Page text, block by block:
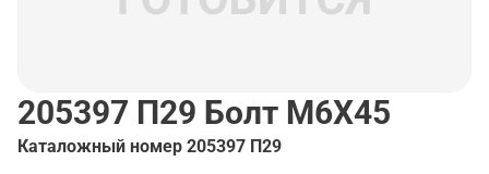
205397 П29 Болт М6Х45
Каталожный номер 205397 П29